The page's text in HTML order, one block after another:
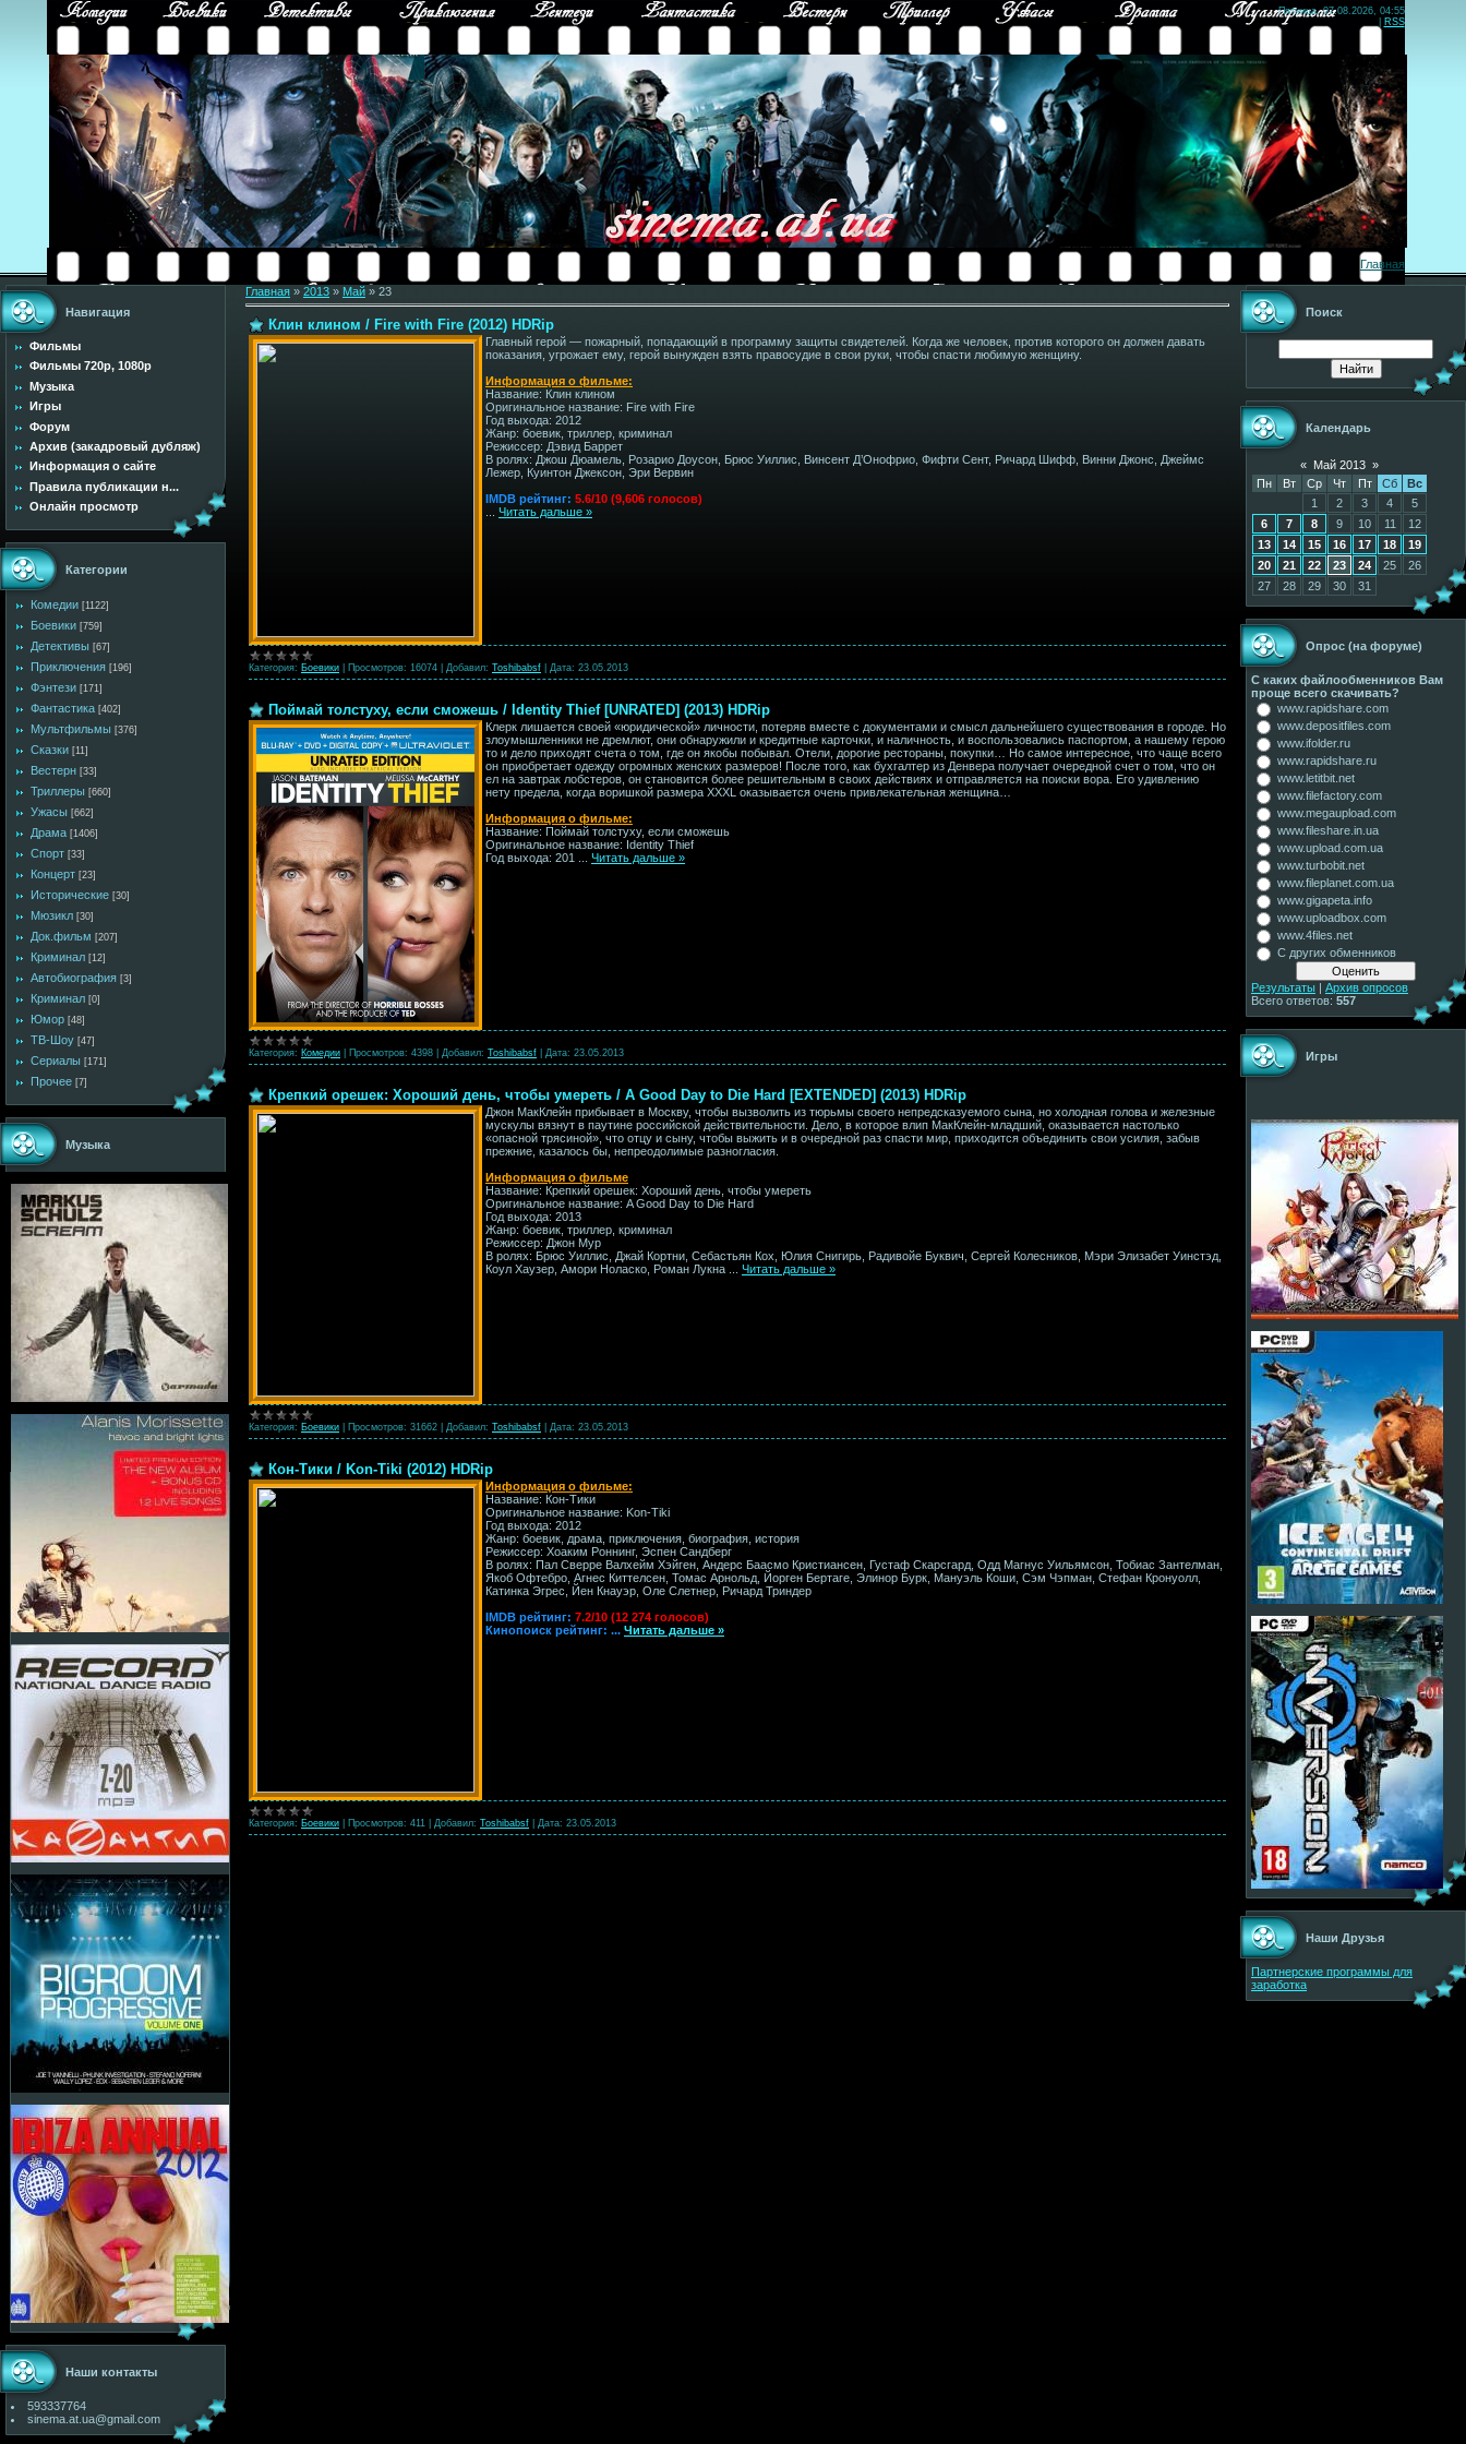
Пятница, 07.08.2026, 04:55
RSS
Главная
Навигация
Фильмы
Фильмы 720p, 1080p
Музыка
Игры
Форум
Архив (закадровый дубляж)
Информация о сайте
Правила публикации н...
Онлайн просмотр
Категории
Комедии [1122]
Боевики [759]
Детективы [67]
Приключения [196]
Фэнтези [171]
Фантастика [402]
Мультфильмы [376]
Сказки [11]
Вестерн [33]
Триллеры [660]
Ужасы [662]
Драма [1406]
Спорт [33]
Концерт [23]
Исторические [30]
Мюзикл [30]
Док.фильм [207]
Криминал [12]
Автобиография [3]
Криминал [0]
Юмор [48]
ТВ-Шоу [47]
Сериалы [171]
Прочее [7]
Музыка
Наши контакты
593337764
sinema.at.ua@gmail.com
Главная » 2013 » Май » 23
Клин клином / Fire with Fire (2012) HDRip
Главный герой — пожарный, попадающий в программу защиты свидетелей. Когда же человек, против которого он должен давать
показания, угрожает ему, герой вынужден взять правосудие в свои руки, чтобы спасти любимую женщину.
Информация о фильме:
Название: Клин клином
Оригинальное название: Fire with Fire
Год выхода: 2012
Жанр: боевик, триллер, криминал
Режиссер: Дэвид Баррет
В ролях: Джош Дюамель, Розарио Доусон, Брюс Уиллис, Винсент Д’Онофрио, Фифти Сент, Ричард Шифф, Винни Джонс, Джеймс
Лежер, Куинтон Джексон, Эри Вервин
IMDB рейтинг: 5.6/10 (9,606 голосов)
Читать дальше »
Категория: Боевики Просмотров: 16074 Добавил: Toshibabsf Дата: 23.05.2013
Поймай толстуху, если сможешь / Identity Thief [UNRATED] (2013) HDRip
Клерк лишается своей «юридической» личности, потеряв вместе с документами и смысл дальнейшего существования в городе. Но
злоумышленники не дремлют, они обнаружили и кредитные карточки, и наличность, и воспользовались паспортом, а нашему герою
то и дело приходят счета о том, где он якобы побывал. Отели, дорогие рестораны, покупки… Но самое интересное, что чаще всего
он приобретает одежду огромных женских размеров! После того, как бухгалтер из Денвера получает очередной счет о том, что он
ел на завтрак лобстеров, он становится более решительным в своих действиях и отправляется на поиски вора. Его удивлению
нету предела, когда воришкой размера ХХХL оказывается очень привлекательная женщина…
Информация о фильме:
Название: Поймай толстуху, если сможешь
Оригинальное название: Identity Thief
Год выхода: 201
Читать дальше »
Категория: Комедии Просмотров: 4398 Добавил: Toshibabsf Дата: 23.05.2013
Крепкий орешек: Хороший день, чтобы умереть / A Good Day to Die Hard [EXTENDED] (2013) HDRip
Джон МакКлейн прибывает в Москву, чтобы вызволить из тюрьмы своего непредсказуемого сына, но холодная голова и железные
мускулы вязнут в паутине российской действительности. Дело, в которое влип МакКлейн-младший, оказывается настолько
«опасной трясиной», что отцу и сыну, чтобы выжить и в очередной раз спасти мир, приходится объединить свои усилия, забыв
прежние, казалось бы, непреодолимые разногласия.
Информация о фильме
Название: Крепкий орешек: Хороший день, чтобы умереть
Оригинальное название: A Good Day to Die Hard
Год выхода: 2013
Жанр: боевик, триллер, криминал
Режиссер: Джон Мур
В ролях: Брюс Уиллис, Джай Кортни, Себастьян Кох, Юлия Снигирь, Радивойе Буквич, Сергей Колесников, Мэри Элизабет Уинстэд,
Коул Хаузер, Амори Ноласко, Роман Лукна
Читать дальше »
Категория: Боевики Просмотров: 31662 Добавил: Toshibabsf Дата: 23.05.2013
Кон-Тики / Kon-Tiki (2012) HDRip
Информация о фильме:
Название: Кон-Тики
Оригинальное название: Kon-Tiki
Год выхода: 2012
Жанр: боевик, драма, приключения, биография, история
Режиссер: Хоаким Роннинг, Эспен Сандберг
В ролях: Пал Сверре Валхейм Хэйген, Андерс Баасмо Кристиансен, Густаф Скарсгард, Одд Магнус Уильямсон, Тобиас Зантелман,
Якоб Офтебро, Агнес Киттелсен, Томас Арнольд, Йорген Бертаге, Элинор Бурк, Мануэль Коши, Сэм Чэпман, Стефан Кронуолл,
Катинка Эгрес, Йен Кнауэр, Оле Слетнер, Ричард Триндер
IMDB рейтинг: 7.2/10 (12 274 голосов)
Кинопоиск рейтинг: ... Читать дальше »
Категория: Боевики Просмотров: 411 Добавил: Toshibabsf Дата: 23.05.2013
Поиск
Календарь
« Май 2013 »
Пн
Вт Ср Чт Пт Сб
Вс
1
2 3 4
5
6
7 8 9 10 11
12
13
14 15 16 17 18
19
20
21 22 23 24 25
26
27
28 29 30 31
Опрос (на форуме)
С каких файлообменников Вам
проще всего скачивать?
www.rapidshare.com
www.depositfiles.com
www.ifolder.ru
www.rapidshare.ru
www.letitbit.net
www.filefactory.com
www.megaupload.com
www.fileshare.in.ua
www.upload.com.ua
www.turbobit.net
www.fileplanet.com.ua
www.gigapeta.info
www.uploadbox.com
www.4files.net
С других обменников
Результаты | Архив опросов
Всего ответов: 557
Игры
Наши Друзья
Партнерские программы для
заработка